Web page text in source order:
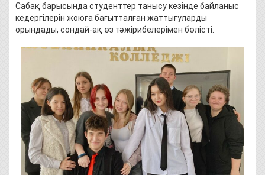
Сабақ барысында студенттер танысу кезінде байланыс
кедергілерін жоюға бағытталған жаттығуларды
орындады, сондай-ақ өз тәжірибелерімен бөлісті.